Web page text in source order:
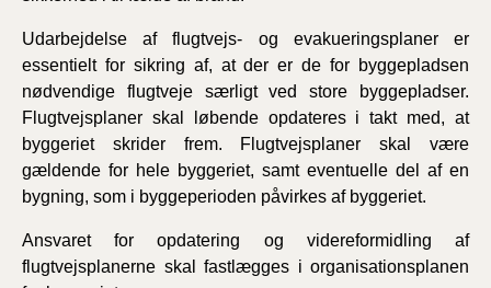
Udarbejdelse af flugtvejs- og evakueringsplaner er
essentielt for sikring af, at der er de for byggepladsen
nødvendige flugtveje særligt ved store byggepladser.
Flugtvejsplaner skal løbende opdateres i takt med, at
byggeriet skrider frem. Flugtvejsplaner skal være
gældende for hele byggeriet, samt eventuelle del af en
bygning, som i byggeperioden påvirkes af byggeriet.
Ansvaret for opdatering og videreformidling af
flugtvejsplanerne skal fastlægges i organisationsplanen